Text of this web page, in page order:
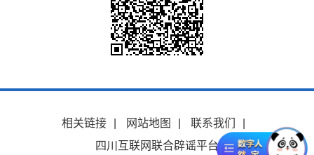
相关链接 网站地图 联系我们
四川互联网联合辟谣平台